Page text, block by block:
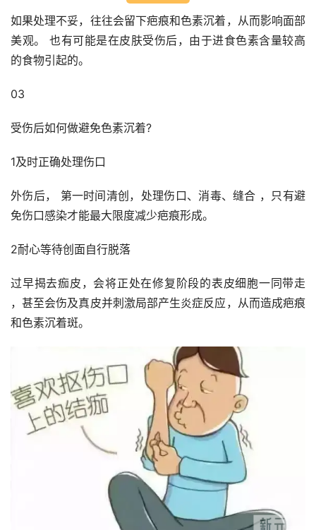
如果处理不妥，往往会留下疤痕和色素沉着，从而影响面部
美观。 也有可能是在皮肤受伤后，由于进食色素含量较高
的食物引起的。
03
受伤后如何做避免色素沉着?
1及时正确处理伤口
外伤后， 第一时间清创，处理伤口、消毒、缝合 ，只有避
免伤口感染才能最大限度减少疤痕形成。
2耐心等待创面自行脱落
过早揭去痂皮，会将正处在修复阶段的表皮细胞一同带走
，甚至会伤及真皮并刺激局部产生炎症反应，从而造成疤痕
和色素沉着斑。